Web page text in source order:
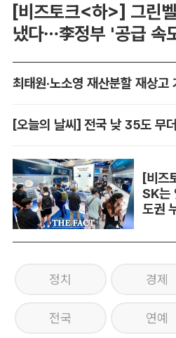
[비즈토크<하>] 그린
냈다…李정부 '공급 속
최태원·노소영 재산분할 재상
[비즈
SK는
도권
정치 경제
전국 연예